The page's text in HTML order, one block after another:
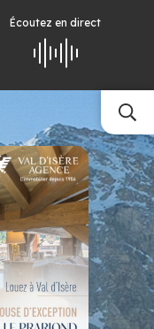
Écoutez en direct